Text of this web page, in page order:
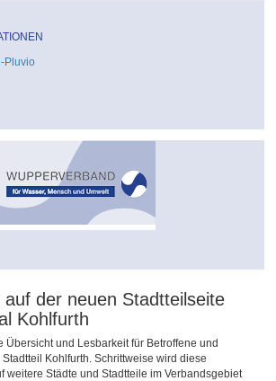
Pluvio
auf der neuen Stadtteilseite
Kohlfurth
Übersicht und Lesbarkeit für Betroffene und
Stadtteil Kohlfurth. Schrittweise wird diese
weitere Städte und Stadtteile im Verbandsgebiet